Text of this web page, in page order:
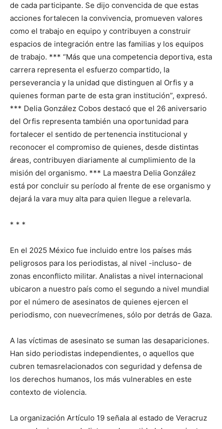
de cada participante. Se dijo convencida de que estas
acciones fortalecen la convivencia, promueven valores
como el trabajo en equipo y contribuyen a construir
espacios de integración entre las familias y los equipos
de trabajo. *** “Más que una competencia deportiva, esta
carrera representa el esfuerzo compartido, la
perseverancia y la unidad que distinguen al Orfis y a
quienes forman parte de esta gran institución”, expresó.
*** Delia González Cobos destacó que el 26 aniversario
del Orfis representa también una oportunidad para
fortalecer el sentido de pertenencia institucional y
reconocer el compromiso de quienes, desde distintas
áreas, contribuyen diariamente al cumplimiento de la
misión del organismo. *** La maestra Delia González
está por concluir su período al frente de ese organismo y
dejará la vara muy alta para quien llegue a relevarla.
* * *
En el 2025 México fue incluido entre los países más
peligrosos para los periodistas, al nivel -incluso- de
zonas enconflicto militar. Analistas a nivel internacional
ubicaron a nuestro país como el segundo a nivel mundial
por el número de asesinatos de quienes ejercen el
periodismo, con nuevecrímenes, sólo por detrás de Gaza.
A las víctimas de asesinato se suman las desapariciones.
Han sido periodistas independientes, o aquellos que
cubren temasrelacionados con seguridad y defensa de
los derechos humanos, los más vulnerables en este
contexto de violencia.
La organización Artículo 19 señala al estado de Veracruz